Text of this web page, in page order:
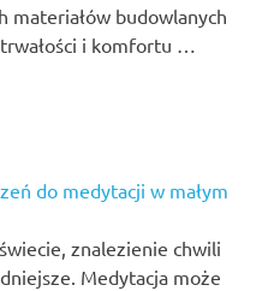
materiałów budowlanych
i komfortu …
do medytacji w małym
znalezienie chwili
Medytacja może